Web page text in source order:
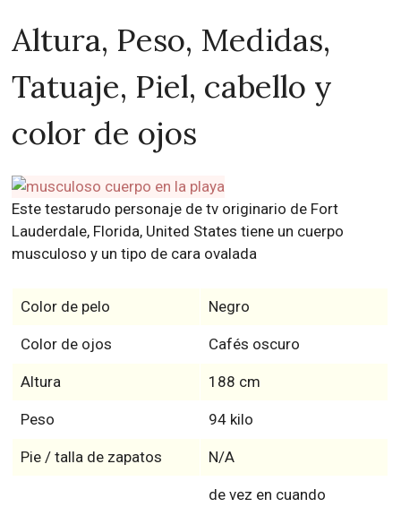
Altura, Peso, Medidas,
Tatuaje, Piel, cabello y
color de ojos
Este testarudo personaje de tv originario de Fort
Lauderdale, Florida, United States tiene un cuerpo
musculoso y un tipo de cara ovalada
Color de pelo Negro
Color de ojos Cafés oscuro
Altura 188 cm
Peso 94 kilo
Pie / talla de zapatos N/A
de vez en cuando